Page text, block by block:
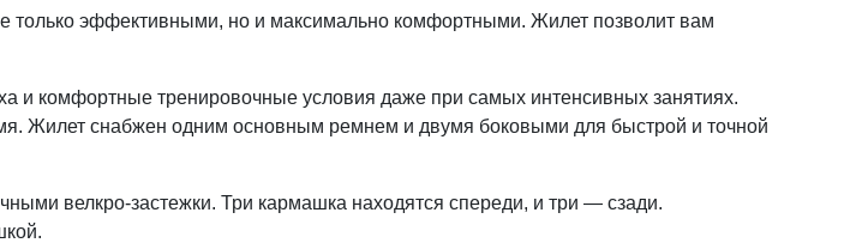
только эффективными, но и максимально комфортными. Жилет позволит вам
и комфортные тренировочные условия даже при самых интенсивных занятиях.
Жилет снабжен одним основным ремнем и двумя боковыми для быстрой и точной
велкро-застежки. Три кармашка находятся спереди, и три — сзади.